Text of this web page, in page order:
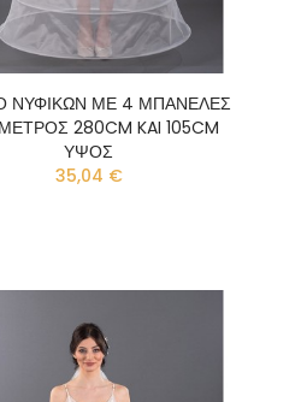
ΝΥΦΙΚΩΝ ΜΕ 4 ΜΠΑΝΕΛΕΣ
280CM KAI 105CM
ΥΨΟΣ
35,04 €